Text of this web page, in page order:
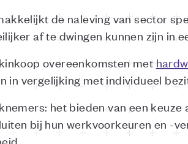
de naleving van sector
af te dwingen kunnen zijn in
overeenkomsten met
in vergelijking met individueel
het bieden van een
bij hun werkvoorkeuren en -